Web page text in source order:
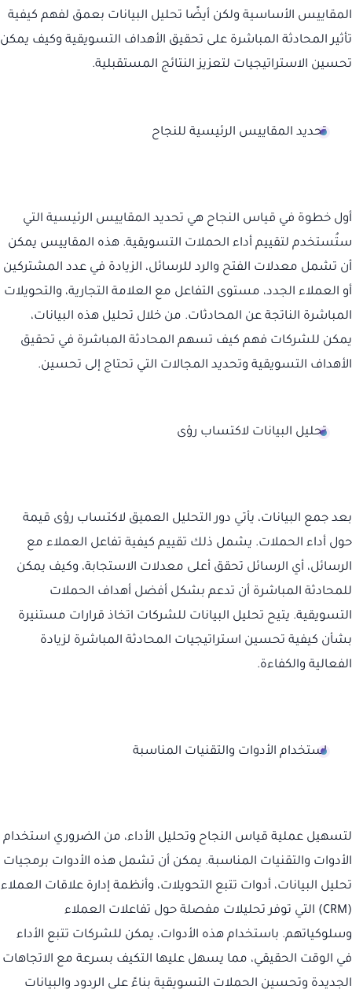
المقاييس الأساسية ولكن أيضًا تحليل البيانات بعمق لفهم كيفية
تأثير المحادثة المباشرة على تحقيق الأهداف التسويقية وكيف يمكن
تحسين الاستراتيجيات لتعزيز النتائج المستقبلية.
تحديد المقاييس الرئيسية للنجاح
أول خطوة في قياس النجاح هي تحديد المقاييس الرئيسية التي
ستُستخدم لتقييم أداء الحملات التسويقية. هذه المقاييس يمكن
أن تشمل معدلات الفتح والرد للرسائل، الزيادة في عدد المشتركين
أو العملاء الجدد، مستوى التفاعل مع العلامة التجارية، والتحويلات
المباشرة الناتجة عن المحادثات. من خلال تحليل هذه البيانات،
يمكن للشركات فهم كيف تسهم المحادثة المباشرة في تحقيق
الأهداف التسويقية وتحديد المجالات التي تحتاج إلى تحسين.
تحليل البيانات لاكتساب رؤى
بعد جمع البيانات، يأتي دور التحليل العميق لاكتساب رؤى قيمة
حول أداء الحملات. يشمل ذلك تقييم كيفية تفاعل العملاء مع
الرسائل، أي الرسائل تحقق أعلى معدلات الاستجابة، وكيف يمكن
للمحادثة المباشرة أن تدعم بشكل أفضل أهداف الحملات
التسويقية. يتيح تحليل البيانات للشركات اتخاذ قرارات مستنيرة
بشأن كيفية تحسين استراتيجيات المحادثة المباشرة لزيادة
الفعالية والكفاءة.
استخدام الأدوات والتقنيات المناسبة
لتسهيل عملية قياس النجاح وتحليل الأداء، من الضروري استخدام
الأدوات والتقنيات المناسبة. يمكن أن تشمل هذه الأدوات برمجيات
تحليل البيانات، أدوات تتبع التحويلات، وأنظمة إدارة علاقات العملاء
(CRM) التي توفر تحليلات مفصلة حول تفاعلات العملاء
وسلوكياتهم. باستخدام هذه الأدوات، يمكن للشركات تتبع الأداء
في الوقت الحقيقي، مما يسهل عليها التكيف بسرعة مع الاتجاهات
الجديدة وتحسين الحملات التسويقية بناءً على الردود والبيانات